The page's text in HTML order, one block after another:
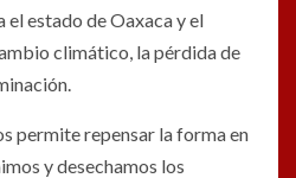
estado de Oaxaca y el
climático, la pérdida de
permite repensar la forma en
y desechamos los